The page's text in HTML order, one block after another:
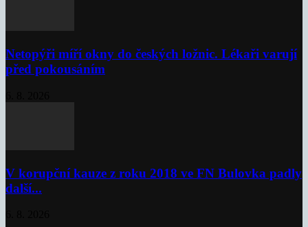
Netopýři míří okny do českých ložnic. Lékaři varují
před pokousáním
V korupční kauze z roku 2018 ve FN Bulovka padly
další...